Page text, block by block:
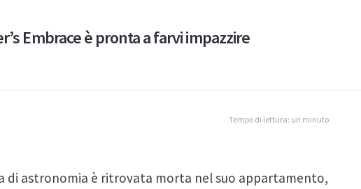
Embrace è pronta a farvi impazzire
Tempo di lettura: un minuto
di astronomia è ritrovata morta nel suo appartamento,